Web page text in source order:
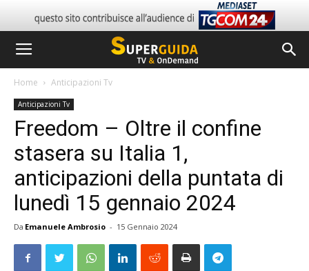
Home Anticipazioni Tv
Anticipazioni Tv
Freedom – Oltre il confine
stasera su Italia 1,
anticipazioni della puntata di
lunedì 15 gennaio 2024
Da Emanuele Ambrosio - 15 Gennaio 2024